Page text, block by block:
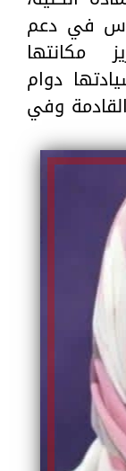
في دعم
مكانتها
دوام
وفي